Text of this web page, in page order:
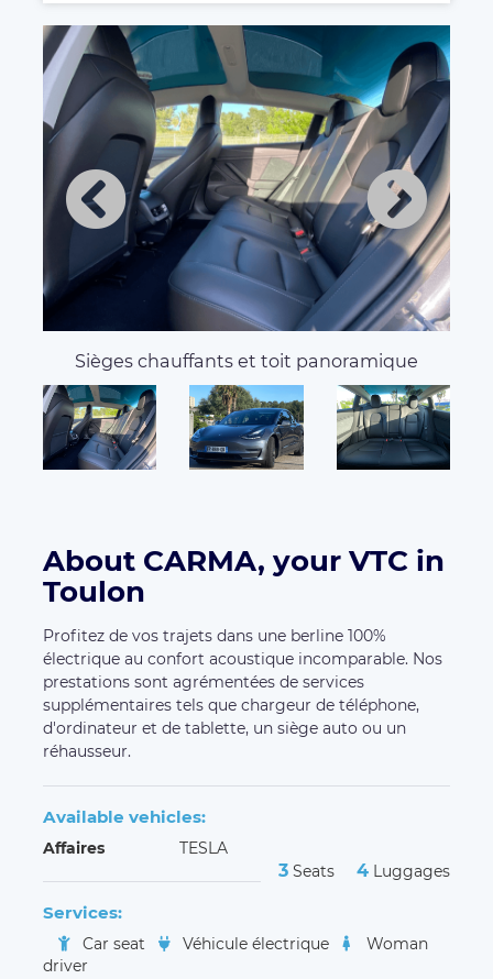
Sièges chauffants et toit panoramique
About CARMA, your VTC in
Toulon
Profitez de vos trajets dans une berline 100%
électrique au confort acoustique incomparable. Nos
prestations sont agrémentées de services
supplémentaires tels que chargeur de téléphone,
d'ordinateur et de tablette, un siège auto ou un
réhausseur.
Available vehicles:
Affaires TESLA
3 Seats 4 Luggages
Services:
Car seat Véhicule électrique
Woman
driver